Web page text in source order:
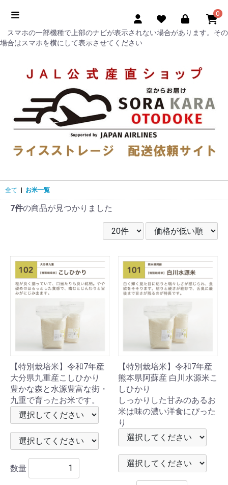
0
スマホの一部機種で上部のナビが表示されない場合があります。その
場合はスマホを横にして表示させてください
全て お米一覧
7件の商品が見つかりました
【特別栽培米】令和7年産
大分県九重産こしひかり
豊かな森と水源豊富な街・
九重で育ったお米です。
数量
【特別栽培米】令和7年産
熊本県阿蘇産 白川水源米こ
しひかり
しっかりした甘みのあるお
米は味の濃い洋食にぴった
り